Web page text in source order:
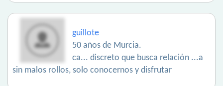
guillote
50 años de Murcia.
ca... discreto que busca relación ...a
sin malos rollos, solo conocernos y disfrutar